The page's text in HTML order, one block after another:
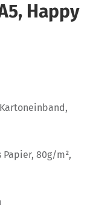
Happy
80g/m²,